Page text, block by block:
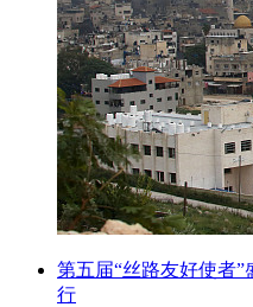
第五届“丝路友好使者
行